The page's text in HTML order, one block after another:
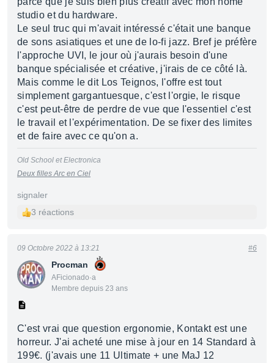
studio et du hardware.
Le seul truc qui m'avait intéressé c'était une banque
de sons asiatiques et une de lo-fi jazz. Bref je préfère
l'approche UVI, le jour où j'aurais besoin d'une
banque spécialisée et créative, j'irais de ce côté là.
Mais comme le dit Los Teignos, l'offre est tout
simplement gargantuesque, c'est l'orgie, le risque
c'est peut-être de perdre de vue que l'essentiel c'est
le travail et l'expérimentation. De se fixer des limites
et de faire avec ce qu'on a.
Old School et Electronica
Deux filles Arc en Ciel
signaler
3 réactions
Procman
AFicionado·a
Membre depuis 23 ans
09 Octobre 2022 à 13:21 #6
C'est vrai que question ergonomie, Kontakt est une
horreur. J'ai acheté une mise à jour en 14 Standard à
199€. (j'avais une 11 Ultimate + une MaJ 12